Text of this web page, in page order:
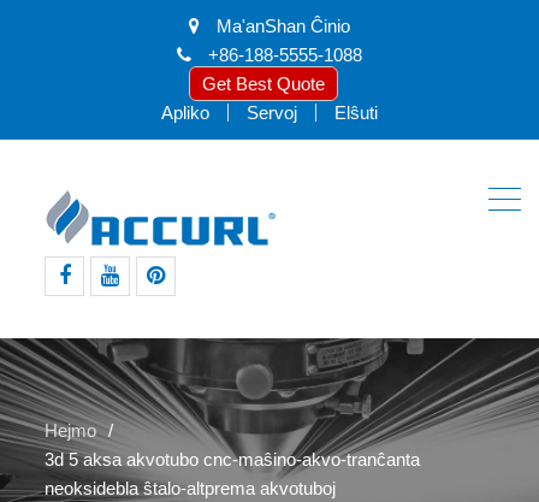
Ma'anShan Ĉinio
+86-188-5555-1088
Get Best Quote
Apliko
Servoj Elŝuti
Hejmo
3d 5 aksa akvotubo cnc-maŝino-akvo-tranĉanta
neoksidebla ŝtalo-altprema akvotuboj